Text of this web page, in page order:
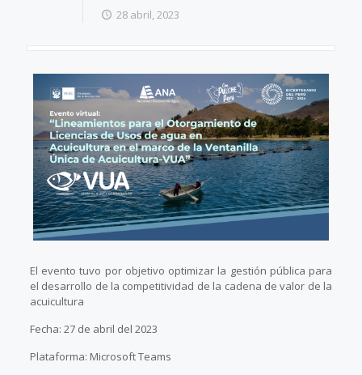
28 abril, 2023
El evento tuvo por objetivo optimizar la gestión pública para
el desarrollo de la competitividad de la cadena de valor de la
acuicultura
Fecha: 27 de abril del 2023
Plataforma: Microsoft Teams